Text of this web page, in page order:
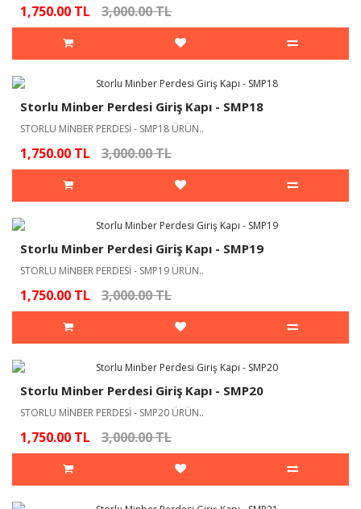
1,750.00 TL 3,000.00 TL
Storlu Minber Perdesi Giriş Kapı - SMP18
STORLU MİNBER PERDESİ - SMP18 ÜRÜN..
1,750.00 TL 3,000.00 TL
Storlu Minber Perdesi Giriş Kapı - SMP19
STORLU MİNBER PERDESİ - SMP19 ÜRÜN..
1,750.00 TL 3,000.00 TL
Storlu Minber Perdesi Giriş Kapı - SMP20
STORLU MİNBER PERDESİ - SMP20 ÜRÜN..
1,750.00 TL 3,000.00 TL